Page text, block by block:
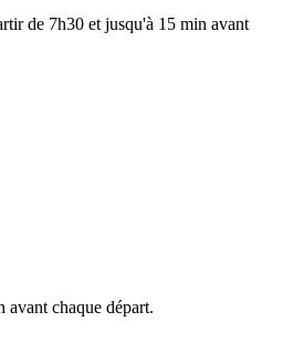
de 7h30 et jusqu'à 15 min avant
avant chaque départ.